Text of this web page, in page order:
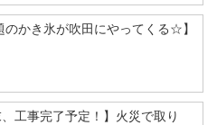
のかき氷が吹田にやってくる☆】
、工事完了予定！】火災で取り